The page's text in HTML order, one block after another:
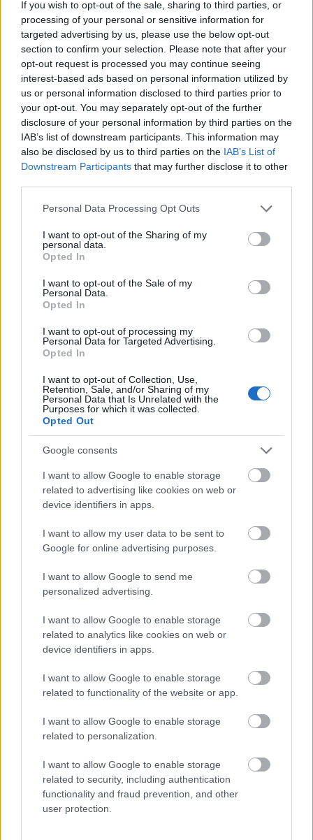
If you wish to opt-out of the sale, sharing to third parties, or
processing of your personal or sensitive information for
targeted advertising by us, please use the below opt-out
section to confirm your selection. Please note that after your
opt-out request is processed you may continue seeing
interest-based ads based on personal information utilized by
us or personal information disclosed to third parties prior to
your opt-out. You may separately opt-out of the further
disclosure of your personal information by third parties on the
IAB’s list of downstream participants. This information may
also be disclosed by us to third parties on the IAB’s List of
Downstream Participants that may further disclose it to other
Please note that this website/app uses one or more Google
not limited to your visit or usage behaviour. You may click to
grant or deny consent to Google and its third-party tags to
use your data for below specified purposes in below Google
consent section.
Personal Data Processing Opt Outs
I want to opt-out of the Sharing of my
personal data.
Opted In
I want to opt-out of the Sale of my
Personal Data.
Opted In
I want to opt-out of processing my
Personal Data for Targeted Advertising.
Opted In
I want to opt-out of Collection, Use,
Retention, Sale, and/or Sharing of my
Personal Data that Is Unrelated with the
Purposes for which it was collected.
Opted Out
Google consents
I want to allow Google to enable storage
related to advertising like cookies on web or
device identifiers in apps.
I want to allow my user data to be sent to
Google for online advertising purposes.
I want to allow Google to send me
personalized advertising.
I want to allow Google to enable storage
related to analytics like cookies on web or
device identifiers in apps.
I want to allow Google to enable storage
related to functionality of the website or app.
I want to allow Google to enable storage
related to personalization.
I want to allow Google to enable storage
related to security, including authentication
functionality and fraud prevention, and other
user protection.
πληροφορηθεί αν η αμοιβή παρέμενε ενεργή. Η
απάντηση που έλαβε ήταν σύντομη αλλά
αποκαλυπτική.
Ο Τέρνερ ενημέρωσε πως η ανταμοιβή δεν ίσχυε
πλέον, αν και επαίνεσε την επιμονή και την
αφοσίωση όσων συνέχιζαν να αναζητούν
αποδείξεις για την ύπαρξη του ζώου. Δεν εξήγησε
ποτέ γιατί αποφάσισε να αποσύρει την προσφορά,
Μέχρι σήμερα, η τύχη της Τίγρης της Τασμανίας
και θεωριών. Και η παράξενη εμπλοκή του Τεντ
Τέρνερ παραμένει μία από τις πιο ιδιαίτερες
ιστορίες που συνδέθηκαν ποτέ με το μυστηριώδες
ζώο της αυστραλιανής φύσης.
TI ΔΙΑΒΑΖΕΤΑΙ